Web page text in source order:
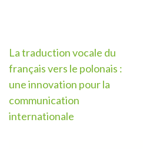
Navigation
de
l’article
La traduction vocale du
français vers le polonais :
une innovation pour la
communication
internationale